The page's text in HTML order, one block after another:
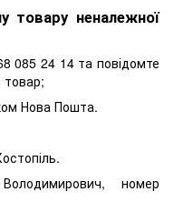
товару неналежної
085 24 14 та повідомте
товар;
Нова Пошта.
номер